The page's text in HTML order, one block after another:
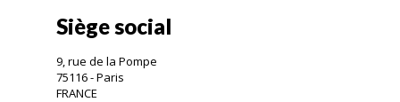
Siège social
9, rue de la Pompe
75116 - Paris
FRANCE